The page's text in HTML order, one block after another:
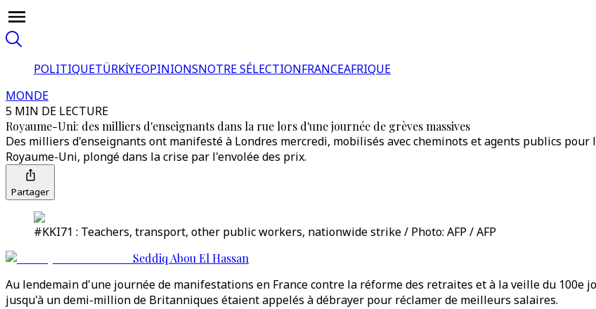
POLITIQUETÜRKİYEOPINIONSNOTRE SÉLECTIONFRANCEAFRIQUE
MONDE
5 MIN DE LECTURE
Royaume-Uni: des milliers d'enseignants dans la rue lors d'une journée de grèves massives
Des milliers d'enseignants ont manifesté à Londres mercredi, mobilisés avec cheminots et agents publics
Royaume-Uni, plongé dans la crise par l'envolée des prix.
Partager
#KKI71 : Teachers, transport, other public workers, nationwide strike / Photo: AFP / AFP
Seddiq Abou El Hassan
Au lendemain d'une journée de manifestations en France contre la réforme des retraites et à la veille du 100e
jusqu'à un demi-million de Britanniques étaient appelés à débrayer pour réclamer de meilleurs salaires.